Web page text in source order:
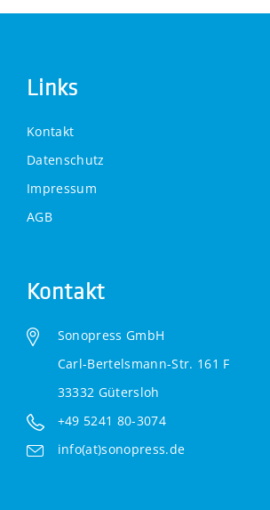
Links
Kontakt
Datenschutz
Impressum
AGB
Kontakt
Sonopress GmbH
Carl-Bertelsmann-Str. 161 F
33332 Gütersloh
+49 5241 80-3074
info(at)sonopress.de